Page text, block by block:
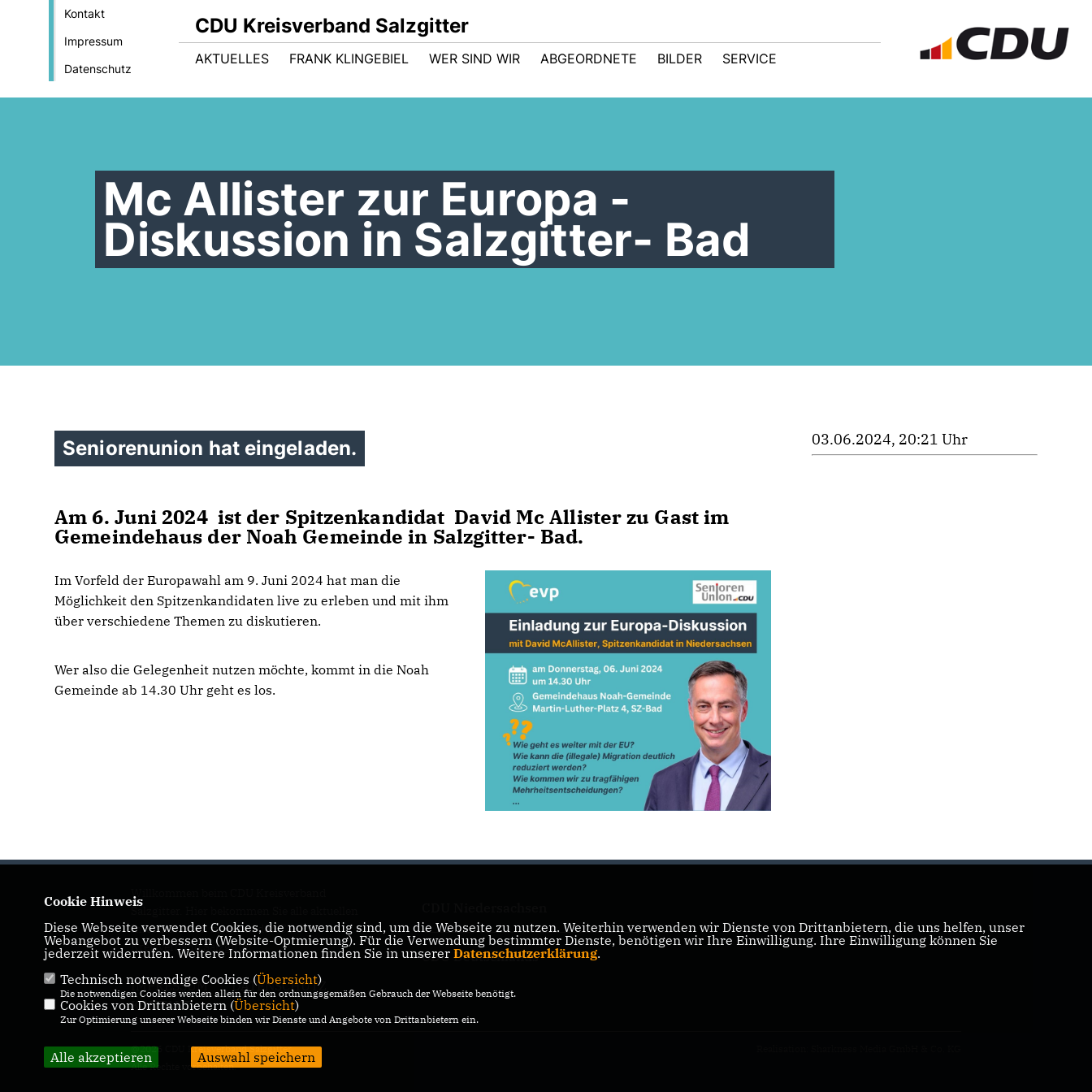
Kontakt
Impressum
Datenschutz
CDU Kreisverband Salzgitter
AKTUELLES FRANK KLINGEBIEL WER SIND WIR ABGEORDNETE BILDER SERVICE
Mc Allister zur Europa -
Diskussion in Salzgitter- Bad
Seniorenunion hat eingeladen.
Am 6. Juni 2024 ist der Spitzenkandidat David Mc Allister zu Gast im
Gemeindehaus der Noah Gemeinde in Salzgitter- Bad.
Im Vorfeld der Europawahl am 9. Juni 2024 hat man die
Möglichkeit den Spitzenkandidaten live zu erleben und mit ihm
über verschiedene Themen zu diskutieren.
Wer also die Gelegenheit nutzen möchte, kommt in die Noah
Gemeinde ab 14.30 Uhr geht es los.
03.06.2024, 20:21 Uhr
Willkommen beim CDU Kreisverband
Salzgitter. Hier bekommen Sie alle aktuellen
Informationen rund um den CDU
Kreisverband Salzgitter.
IMPRESSUM
DATENSCHUTZ
KONTAKT
CDU Deutschlands
@2026 CDU Kreisverband Salzgitter
Alle Rechte vorbehalten.
Cookie Hinweis
Diese Webseite verwendet Cookies, die notwendig sind, um die Webseite zu nutzen. Weiterhin verwenden wir Dienste von Drittanbietern, die uns helfen, unser
Webangebot zu verbessern (Website-Optmierung). Für die Verwendung bestimmter Dienste, benötigen wir Ihre Einwilligung. Ihre Einwilligung können Sie
jederzeit widerrufen. Weitere Informationen finden Sie in unserer Datenschutzerklärung.
Technisch notwendige Cookies (Übersicht)
Die notwendigen Cookies werden allein für den ordnungsgemäßen Gebrauch der Webseite benötigt.
Cookies von Drittanbietern (Übersicht)
Zur Optimierung unserer Webseite binden wir Dienste und Angebote von Drittanbietern ein.
Alle akzeptieren Auswahl speichern